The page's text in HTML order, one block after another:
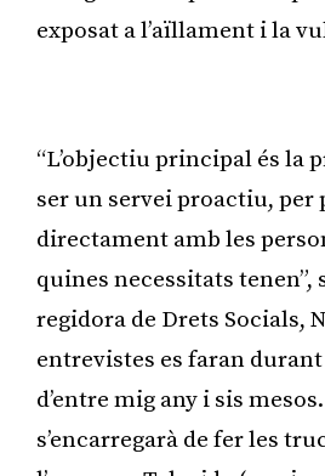
exposat a l’aïllament i la
“L’objectiu principal és la
ser un servei proactiu, per
directament amb les
quines necessitats tenen”,
regidora de Drets Socials,
entrevistes es faran
d’entre mig any i sis
s’encarregarà de fer les